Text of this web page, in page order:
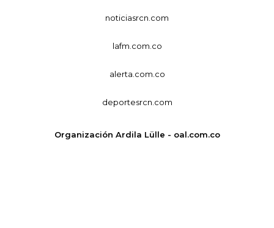
noticiasrcn.com
lafm.com.co
alerta.com.co
deportesrcn.com
Organización Ardila Lülle - oal.com.co